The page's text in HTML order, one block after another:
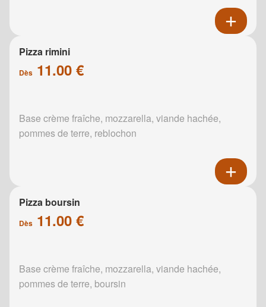
Pizza rimini
Dès 11.00 €
Base crème fraîche, mozzarella, viande hachée,
pommes de terre, reblochon
Pizza boursin
Dès 11.00 €
Base crème fraîche, mozzarella, viande hachée,
pommes de terre, boursin